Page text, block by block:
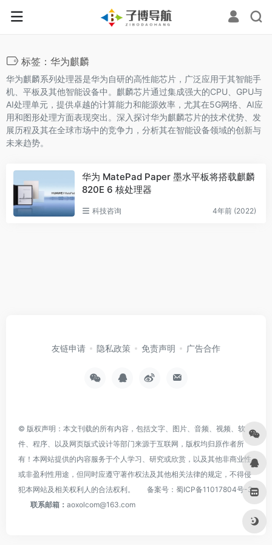
标签：华为麒麟
华为麒麟系列处理器是华为自研的高性能芯片，广泛应用于其智能手
机、平板及其他智能设备中。麒麟芯片通过集成强大的CPU、GPU与
AI处理单元，提供卓越的计算能力和能源效率，尤其在5G网络、AI应
用和图形处理方面表现突出。深入探讨华为麒麟芯片的技术优势、发
展历程及其在全球市场中的竞争力，分析其在智能设备领域的创新与
未来趋势。
华为 MatePad Paper 墨水平板将搭载麒麟
820E 6 核处理器
科技咨询 4年前 (2022)
友链申请 隐私政策 免责声明 广告合作
© 版权声明：本文刊载的所有内容，包括文字、图片、音频、视频、软
件、程序、以及网页版式设计等部门来源于互联网，版权均归原作者所
有！本网站提供的内容服务于个人学习、研究或欣赏，以及其他非商业性
或非盈利性用途，但同时应遵守著作权法及其他相关法律的规定，不得侵
犯本网站及相关权利人的合法权利。
备案号： 蜀ICP备11017804号-3
联系邮箱： aoxolcom@163.com